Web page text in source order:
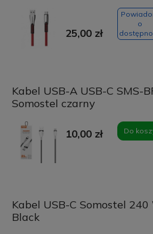
25,00 zł
o
Kabel USB-A USB-C SMS-
Somostel czarny
10,00 zł Do
Kabel USB-C Somostel
Black